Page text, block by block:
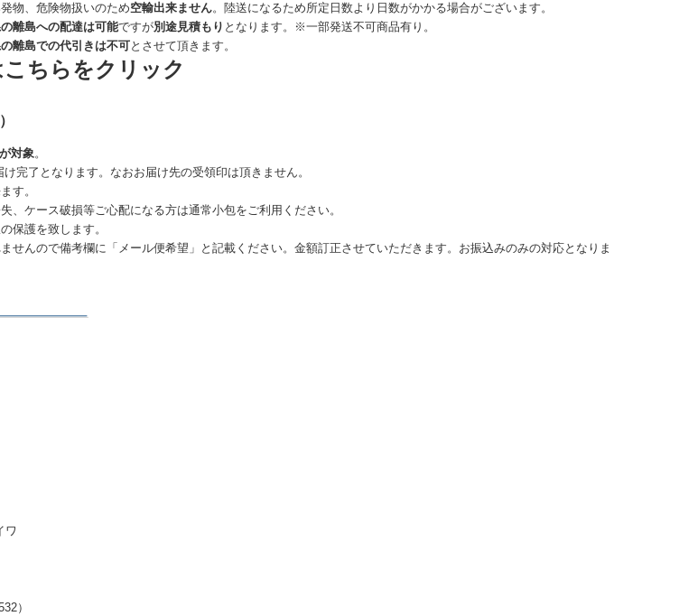
物、危険物扱いのため空輸出来ません。陸送になるため所定日数より日数がかかる場合がございます。
離島への配達は可能ですが別途見積もり となります。※一部発送不可商品有り。
離島での代引きは不可とさせて頂きます。
ちらをクリック
対象。
完了となります。なおお届け先の受領印は頂きません。
す。
、ケース破損等ご心配になる方は通常小包をご利用ください。
保護を致します。
せんので備考欄に「メール便希望」と記載ください。金額訂正させていただきます。お振込みのみの対応となりま
ワ
）